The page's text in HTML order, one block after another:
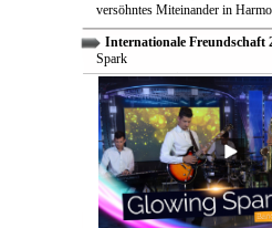
versöhntes Miteinander in
Internationale Freundschaft
Spark